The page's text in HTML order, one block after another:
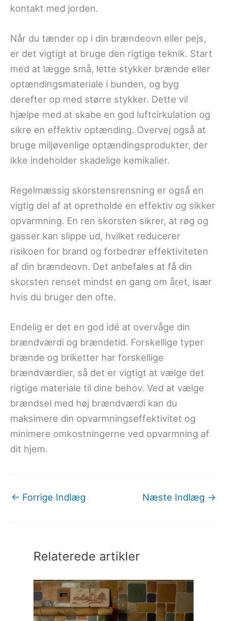
kontakt med jorden.
Når du tænder op i din brændeovn eller pejs,
er det vigtigt at bruge den rigtige teknik. Start
med at lægge små, lette stykker brænde eller
optændingsmateriale i bunden, og byg
derefter op med større stykker. Dette vil
hjælpe med at skabe en god luftcirkulation og
sikre en effektiv optænding. Overvej også at
bruge miljøvenlige optændingsprodukter, der
ikke indeholder skadelige kemikalier.
Regelmæssig skorstensrensning er også en
vigtig del af at opretholde en effektiv og sikker
opvarmning. En ren skorsten sikrer, at røg og
gasser kan slippe ud, hvilket reducerer
risikoen for brand og forbedrer effektiviteten
af din brændeovn. Det anbefales at få din
skorsten renset mindst en gang om året, især
hvis du bruger den ofte.
Endelig er det en god idé at overvåge din
brændværdi og brændetid. Forskellige typer
brænde og briketter har forskellige
brændværdier, så det er vigtigt at vælge det
rigtige materiale til dine behov. Ved at vælge
brændsel med høj brændværdi kan du
maksimere din opvarmningseffektivitet og
minimere omkostningerne ved opvarmning af
dit hjem.
← Forrige Indlæg Næste Indlæg →
Relaterede artikler